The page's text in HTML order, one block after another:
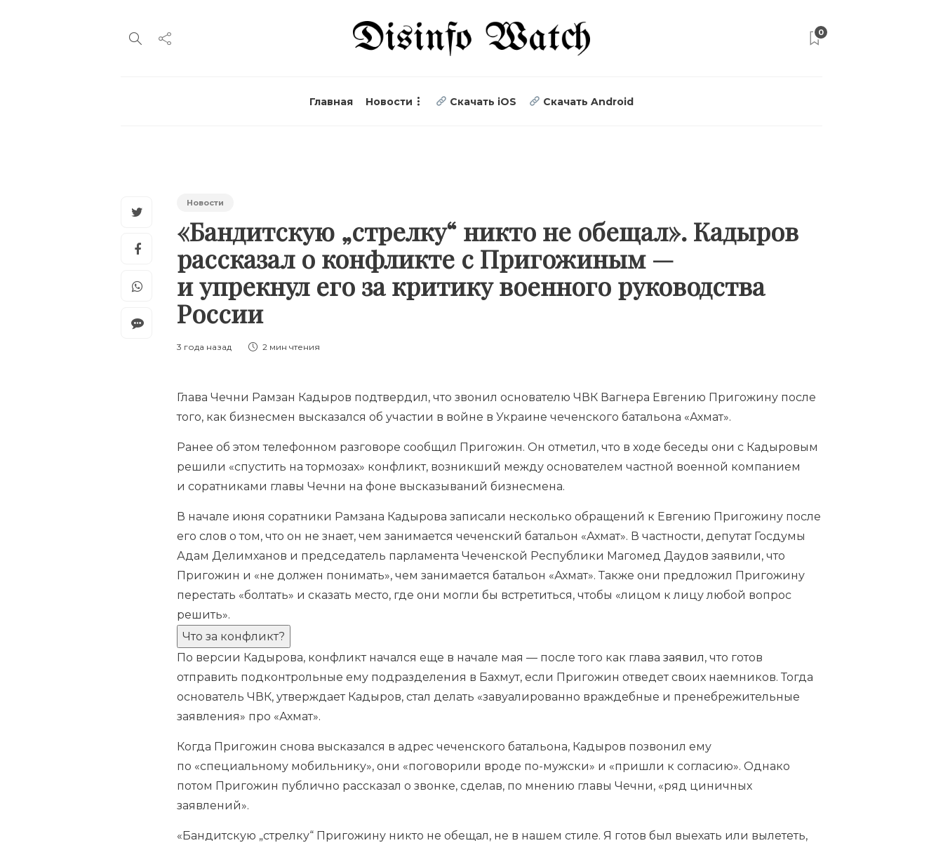
0
Главная Новости Скачать iOS Скачать Android
Новости
«Бандитскую „стрелку“ никто не обещал». Кадыров
рассказал о конфликте с Пригожиным —
и упрекнул его за критику военного руководства
России
3 года назад 2 мин чтения
Глава Чечни Рамзан Кадыров подтвердил, что звонил основателю ЧВК Вагнера Евгению Пригожину после
того, как бизнесмен высказался об участии в войне в Украине чеченского батальона «Ахмат».
Ранее об этом телефонном разговоре сообщил Пригожин. Он отметил, что в ходе беседы они с Кадыровым
решили «спустить на тормозах» конфликт, возникший между основателем частной военной компанием
и соратниками главы Чечни на фоне высказываний бизнесмена.
В начале июня соратники Рамзана Кадырова записали несколько обращений к Евгению Пригожину после
его слов о том, что он не знает, чем занимается чеченский батальон «Ахмат». В частности, депутат Госдумы
Адам Делимханов и председатель парламента Чеченской Республики Магомед Даудов заявили, что
Пригожин и «не должен понимать», чем занимается батальон «Ахмат». Также они предложил Пригожину
перестать «болтать» и сказать место, где они могли бы встретиться, чтобы «лицом к лицу любой вопрос
решить».
Что за конфликт?
По версии Кадырова, конфликт начался еще в начале мая — после того как глава заявил, что готов
отправить подконтрольные ему подразделения в Бахмут, если Пригожин отведет своих наемников. Тогда
основатель ЧВК, утверждает Кадыров, стал делать «завуалированно враждебные и пренебрежительные
заявления» про «Ахмат».
Когда Пригожин снова высказался в адрес чеченского батальона, Кадыров позвонил ему
по «специальному мобильнику», они «поговорили вроде по-мужски» и «пришли к согласию». Однако
потом Пригожин публично рассказал о звонке, сделав, по мнению главы Чечни, «ряд циничных
заявлений».
«Бандитскую „стрелку“ Пригожину никто не обещал, не в нашем стиле. Я готов был выехать или вылететь,